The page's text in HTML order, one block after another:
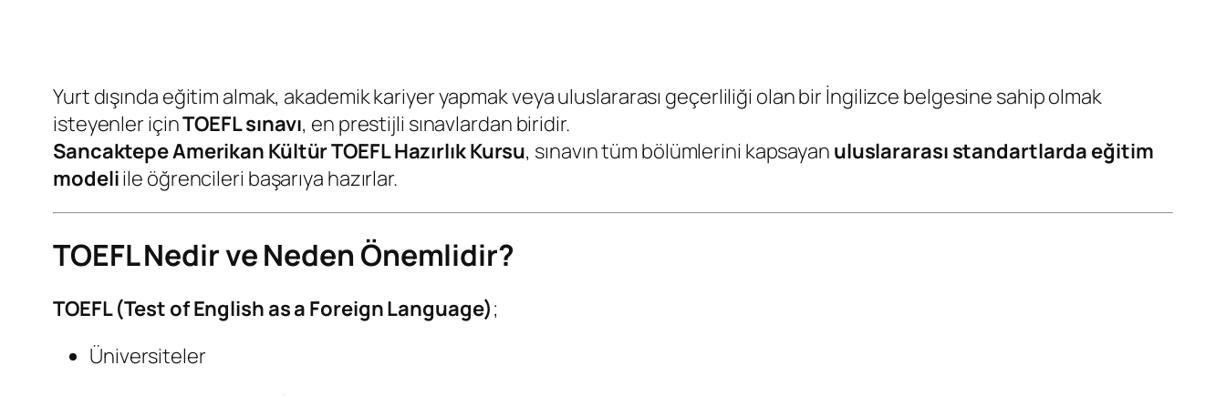
Yurt dışında eğitim almak, akademik kariyer yapmak veya uluslararası geçerliliği olan bir İngilizce belgesine sahip olmak
isteyenler içinTOEFL sınavı, en prestijli sınavlardan biridir.
Sancaktepe Amerikan Kültür TOEFL Hazırlık Kursu, sınavın tüm bölümlerini kapsayan uluslararası standartlarda eğitim
modeliile öğrencileri başarıya hazırlar.
TOEFL Nedir ve Neden Önemlidir?
TOEFL (Test of English as a Foreign Language);
Üniversiteler